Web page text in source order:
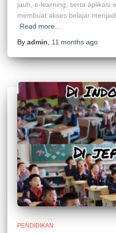
jauh, e-learning, serta aplikasi
membuat akses belajar
Read more…
By admin 11 months ago
PENDIDIKAN